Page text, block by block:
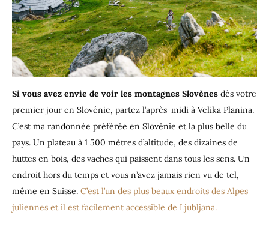
Si vous avez envie de voir les montagnes Slovènes dès votre
premier jour en Slovénie, partez l’après-midi à Velika Planina.
C’est ma randonnée préférée en Slovénie et la plus belle du
pays. Un plateau à 1 500 mètres d’altitude, des dizaines de
huttes en bois, des vaches qui paissent dans tous les sens. Un
endroit hors du temps et vous n’avez jamais rien vu de tel,
même en Suisse. C’est l’un des plus beaux endroits des Alpes
juliennes et il est facilement accessible de Ljubljana.